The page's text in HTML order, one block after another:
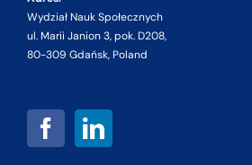
Wydział Nauk Społecznych
ul. Marii Janion 3, pok. D208,
80-309 Gdańsk, Poland